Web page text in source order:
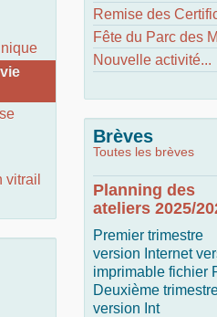
vitrail
Remise des
Fête du Parc des
Nouvelle activité...
Brèves
Toutes les brèves
Planning des
ateliers 2025/
Premier trimestre
version Internet
imprimable fichier
Deuxième
version Int